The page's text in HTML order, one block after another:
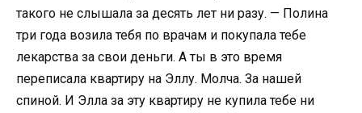
такого не слышала за десять лет ни разу. — Полина
три года возила тебя по врачам и покупала тебе
лекарства за свои деньги. А ты в это время
переписала квартиру на Эллу. Молча. За нашей
спиной. И Элла за эту квартиру не купила тебе ни